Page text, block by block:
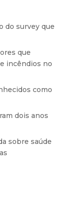
do survey que
que
incêndios no
como
dois anos
sobre saúde